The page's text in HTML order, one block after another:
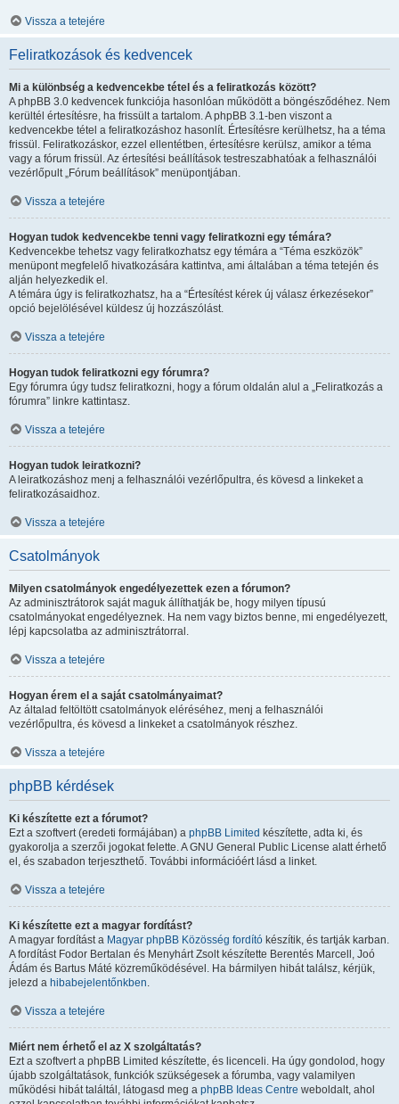
Vissza a tetejére
Feliratkozások és kedvencek
Mi a különbség a kedvencekbe tétel és a feliratkozás között?
A phpBB 3.0 kedvencek funkciója hasonlóan működött a böngésződéhez. Nem
kerültél értesítésre, ha frissült a tartalom. A phpBB 3.1-ben viszont a
kedvencekbe tétel a feliratkozáshoz hasonlít. Értesítésre kerülhetsz, ha a téma
frissül. Feliratkozáskor, ezzel ellentétben, értesítésre kerülsz, amikor a téma
vagy a fórum frissül. Az értesítési beállítások testreszabhatóak a felhasználói
vezérlőpult „Fórum beállítások” menüpontjában.
Vissza a tetejére
Hogyan tudok kedvencekbe tenni vagy feliratkozni egy témára?
Kedvencekbe tehetsz vagy feliratkozhatsz egy témára a “Téma eszközök”
menüpont megfelelő hivatkozására kattintva, ami általában a téma tetején és
alján helyezkedik el.
A témára úgy is feliratkozhatsz, ha a “Értesítést kérek új válasz érkezésekor”
opció bejelölésével küldesz új hozzászólást.
Vissza a tetejére
Hogyan tudok feliratkozni egy fórumra?
Egy fórumra úgy tudsz feliratkozni, hogy a fórum oldalán alul a „Feliratkozás a
fórumra” linkre kattintasz.
Vissza a tetejére
Hogyan tudok leiratkozni?
A leiratkozáshoz menj a felhasználói vezérlőpultra, és kövesd a linkeket a
feliratkozásaidhoz.
Vissza a tetejére
Csatolmányok
Milyen csatolmányok engedélyezettek ezen a fórumon?
Az adminisztrátorok saját maguk állíthatják be, hogy milyen típusú
csatolmányokat engedélyeznek. Ha nem vagy biztos benne, mi engedélyezett,
lépj kapcsolatba az adminisztrátorral.
Vissza a tetejére
Hogyan érem el a saját csatolmányaimat?
Az általad feltöltött csatolmányok eléréséhez, menj a felhasználói
vezérlőpultra, és kövesd a linkeket a csatolmányok részhez.
Vissza a tetejére
phpBB kérdések
Ki készítette ezt a fórumot?
Ezt a szoftvert (eredeti formájában) a phpBB Limited készítette, adta ki, és
gyakorolja a szerzői jogokat felette. A GNU General Public License alatt érhető
el, és szabadon terjeszthető. További információért lásd a linket.
Vissza a tetejére
Ki készítette ezt a magyar fordítást?
A magyar fordítást a Magyar phpBB Közösség fordító készítik, és tartják karban.
A fordítást Fodor Bertalan és Menyhárt Zsolt készítette Berentés Marcell, Joó
Ádám és Bartus Máté közreműködésével. Ha bármilyen hibát találsz, kérjük,
jelezd a hibabejelentőnkben.
Vissza a tetejére
Miért nem érhető el az X szolgáltatás?
Ezt a szoftvert a phpBB Limited készítette, és licenceli. Ha úgy gondolod, hogy
újabb szolgáltatások, funkciók szükségesek a fórumba, vagy valamilyen
működési hibát találtál, látogasd meg a phpBB Ideas Centre weboldalt, ahol